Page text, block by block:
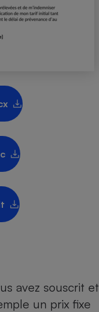
avez souscrit et
un prix fixe
Climatiseur -
Ventilateur
à expressos
mobile -
Smartphone
Climatiseur -
Ventilateur